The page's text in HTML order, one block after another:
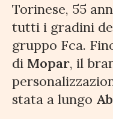
Torinese, 55
tutti i gradini
gruppo Fca.
di Mopar, il
stata a lungo